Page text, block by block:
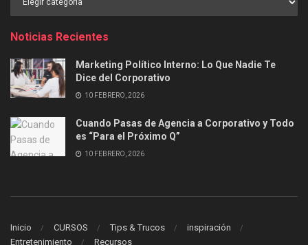
Noticias Recientes
Marketing Político Interno: Lo Que Nadie Te
Dice del Corporativo
10 FEBRERO, 2026
Cuando Pasas de Agencia a Corporativo y Todo
es “Para el Próximo Q”
10 FEBRERO, 2026
Inicio CURSOS Tips & Trucos
inspiración
Entretenimiento
Recursos